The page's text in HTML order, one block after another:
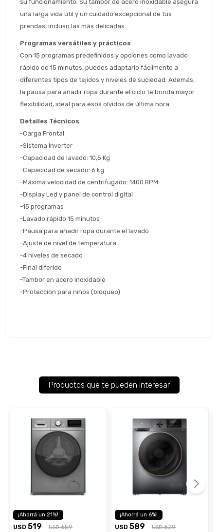
su funcionamiento. Su tambor de acero inoxidable asegura
una larga vida útil y un cuidado excepcional de tus
prendas, incluso las más delicadas.
Programas versátiles y prácticos
Con 15 programas predefinidos y opciones como lavado
rápido de 15 minutos, puedes adaptarlo fácilmente a
diferentes tipos de tejidos y niveles de suciedad. Además,
la pausa para añadir ropa durante el ciclo te brinda mayor
flexibilidad, ideal para esos olvidos de última hora.
Detalles Técnicos
-Carga Frontal
-Sistema Inverter
-Capacidad de lavado: 10,5 Kg
-Capacidad de secado: 6 kg
-Máxima velocidad de centrifugado: 1400 RPM
-Display Led y panel de control digital
-15 programas
-Lavado rápido 15 minutos
-Pausa para añadir ropa durante el lavado
-Ajuste de nivel de temperatura
-4 niveles de secado
-Final diferido
-Tambor en acero inoxidable
-Protección para niños (bloqueo)
Productos que te pueden interesar
21
USD 519 USD 659
6
USD 589 USD 629
Comprá ahora y Pagá
cuotas y sin tocar tu
¡Tenés hasta
Seleccioná Pago Después como metodo
de pago
Parece que no tenes oferta, lamentamos
el inconveniente, por cualquier duda
contactanos en
preguntas@pagodespues.com.uy
¡Algo salió mal!
Por favor intenta nuevamente mas tarde.